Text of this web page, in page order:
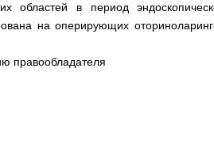
областей в период
на оперирующих
правообладателя